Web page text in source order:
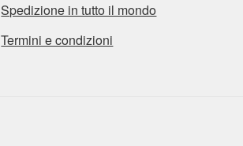
Spedizione in tutto il mondo
Termini e condizioni